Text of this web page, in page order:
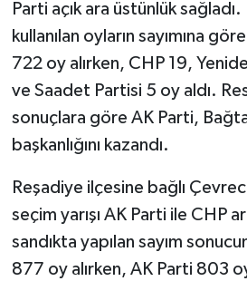
Parti açık ara üstünlük
kullanılan oyların sayımına
722 oy alırken, CHP 19,
ve Saadet Partisi 5 oy aldı.
sonuçlara göre AK Parti,
başkanlığını kazandı.
Reşadiye ilçesine bağlı
seçim yarışı AK Parti ile CHP
sandıkta yapılan sayım
877 oy alırken, AK Parti 803